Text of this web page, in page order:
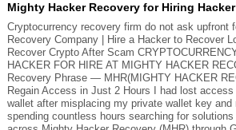
Mighty Hacker Recovery for Hiring Hacker
Cryptocurrency recovery firm do not ask upfront
Recovery Company | Hire a Hacker to Recover
Recover Crypto After Scam
HACKER FOR HIRE AT MIGHTY HACKER
Recovery Phrase — MHR(MIGHTY HACKER
Regain Access in Just 2 Hours I had lost
wallet after misplacing my private wallet key and
spending countless hours searching for